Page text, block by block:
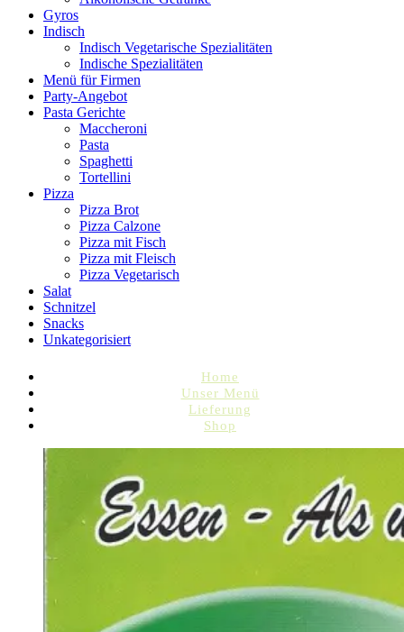
Gyros
Indisch
Indisch Vegetarische Spezialitäten
Indische Spezialitäten
Menü für Firmen
Party-Angebot
Pasta Gerichte
Maccheroni
Pasta
Spaghetti
Tortellini
Pizza
Pizza Brot
Pizza Calzone
Pizza mit Fisch
Pizza mit Fleisch
Pizza Vegetarisch
Salat
Schnitzel
Snacks
Unkategorisiert
Home
Unser Menü
Lieferung
Shop